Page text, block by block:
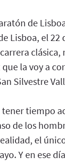
de
Lisboa, el
la voy a
Silvestre
tener
de los
el
Y en ese